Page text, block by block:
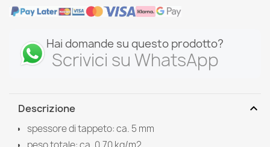
Hai domande su questo prodotto?
Scrivici su WhatsApp
Descrizione expand_more
spessore di tappeto: ca. 5 mm